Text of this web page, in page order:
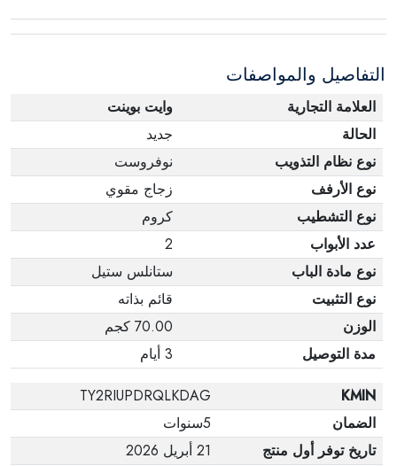
عبوته الأصلية. لاحظ أنه لا يمكن إرجاع المنتجات
وفي عبواتها الأصلية.
التفاصيل والمواصفات
العلامة التجارية
وايت بوينت
الحالة
جديد
نوع نظام التذويب
نوفروست
نوع الأرفف
زجاج مقوي
نوع التشطيب
كروم
عدد الأبواب
2
نوع مادة الباب
ستانلس ستيل
نوع التثبيت
قائم بذاته
الوزن
70.00 كجم
مدة التوصيل
3 أيام
KMIN
TY2RIUPDRQLKDAG
الضمان
5سنوات
تاريخ توفر أول منتج
21 أبريل 2026